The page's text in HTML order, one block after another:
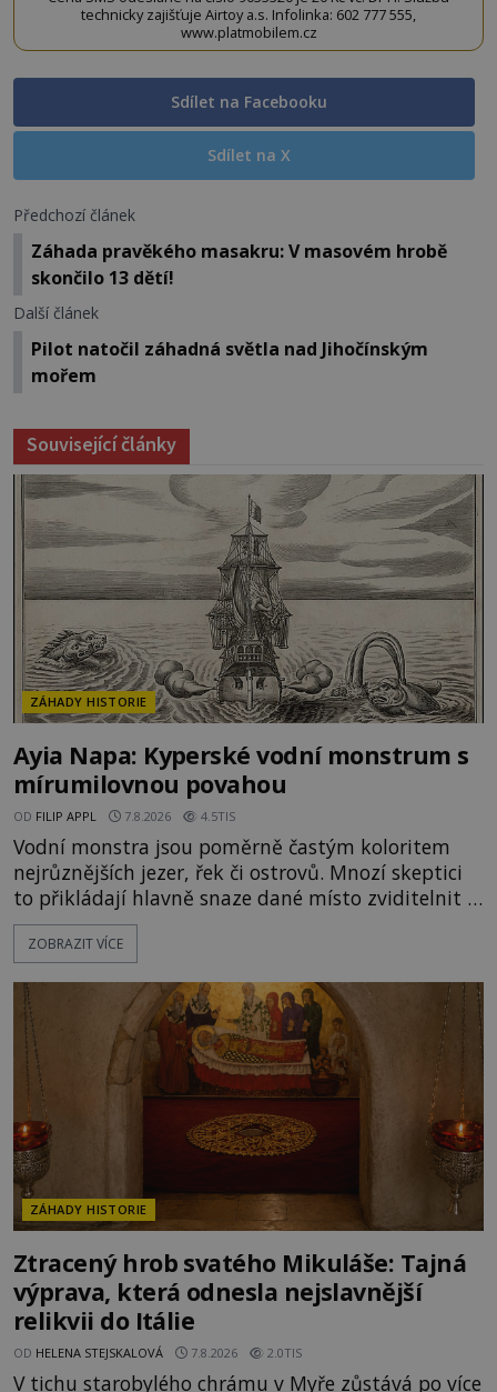
technicky zajišťuje Airtoy a.s. Infolinka: 602 777 555,
www.platmobilem.cz
Sdílet na Facebooku
Sdílet na X
Předchozí článek
Záhada pravěkého masakru: V masovém hrobě
skončilo 13 dětí!
Další článek
Pilot natočil záhadná světla nad Jihočínským
mořem
Související články
ZÁHADY HISTORIE
Ayia Napa: Kyperské vodní monstrum s
mírumilovnou povahou
OD FILIP APPL 7.8.2026 4.5TIS
Vodní monstra jsou poměrně častým koloritem
nejrůznějších jezer, řek či ostrovů. Mnozí skeptici
to přikládají hlavně snaze dané místo zviditelnit a
přitáhnout k němu pozornost záhadám
nakloněných turistů. Je to také případ kyperského
legendami o něm ukrývat nějaký pravdivý základ?
V blízkosti Mysu Greco, jak se přez
ZOBRAZIT VÍCE
ZÁHADY HISTORIE
Ztracený hrob svatého Mikuláše: Tajná
výprava, která odnesla nejslavnější
relikvii do Itálie
OD HELENA STEJSKALOVÁ 7.8.2026 2.0TIS
V tichu starobylého chrámu v Myře zůstává po více